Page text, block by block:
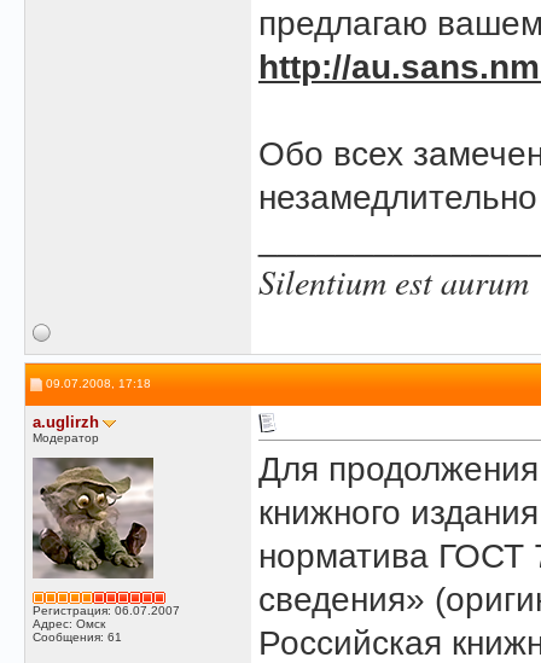
предлагаю
http://
Обо всех
Silentium est aurum
09.07.2008, 17:18
a.uglirzh
Модератор
Регистрация: 06.07.2007
Адрес: Омск
Сообщения: 61
Для
книжного
норматива ГОСТ
сведения»
Российская